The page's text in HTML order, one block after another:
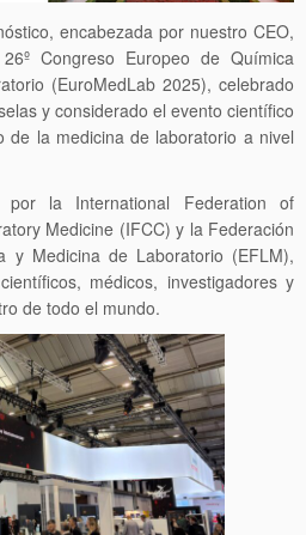
encabezada por nuestro CEO,
Congreso Europeo de Química
(EuroMedLab 2025), celebrado
y considerado el evento científico
de la medicina de laboratorio a nivel
por la International Federation of
Medicine (IFCC) y la Federación
y Medicina de Laboratorio (EFLM),
médicos, investigadores y
de todo el mundo.